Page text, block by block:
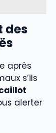
des
après
s’ils
alerter